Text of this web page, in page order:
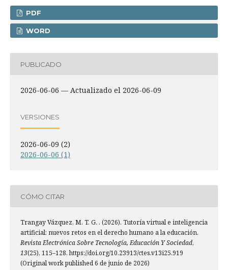
PDF
WORD
PUBLICADO
2026-06-06 — Actualizado el 2026-06-09
VERSIONES
2026-06-09 (2)
2026-06-06 (1)
CÓMO CITAR
Trangay Vázquez, M. T. G. . (2026). Tutoría virtual e inteligencia
artificial: nuevos retos en el derecho humano a la educación.
Revista Electrónica Sobre Tecnología, Educación Y Sociedad,
13(25), 115–128. https://doi.org/10.23913/ctes.v13i25.919
(Original work published 6 de junio de 2026)